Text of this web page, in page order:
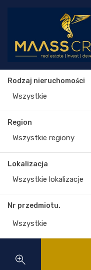
Rodzaj nieruchomości
Wszystkie
Region
Wszystkie regiony
Lokalizacja
Wszystkie lokalizacje
Nr przedmiotu.